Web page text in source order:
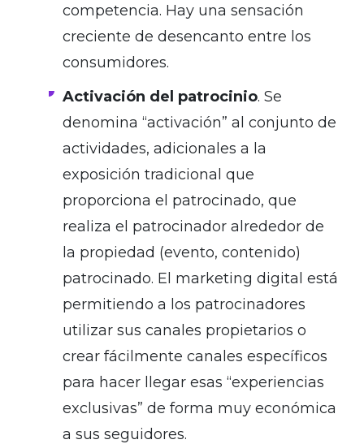
competencia. Hay una sensación
creciente de desencanto entre los
consumidores.
Activación del patrocinio. Se
denomina “activación” al conjunto de
actividades, adicionales a la
exposición tradicional que
proporciona el patrocinado, que
realiza el patrocinador alrededor de
la propiedad (evento, contenido)
patrocinado. El marketing digital está
permitiendo a los patrocinadores
utilizar sus canales propietarios o
crear fácilmente canales específicos
para hacer llegar esas “experiencias
exclusivas” de forma muy económica
a sus seguidores.